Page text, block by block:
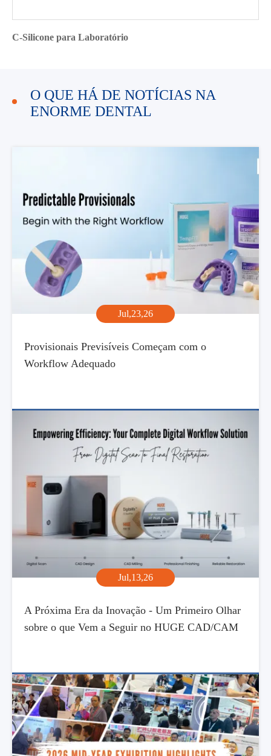
C-Silicone para Laboratório
O QUE HÁ DE NOTÍCIAS NA
ENORME DENTAL
Jul,23,26
Provisionais Previsíveis Começam com o
Workflow Adequado
Jul,13,26
A Próxima Era da Inovação - Um Primeiro Olhar
sobre o que Vem a Seguir no HUGE CAD/CAM